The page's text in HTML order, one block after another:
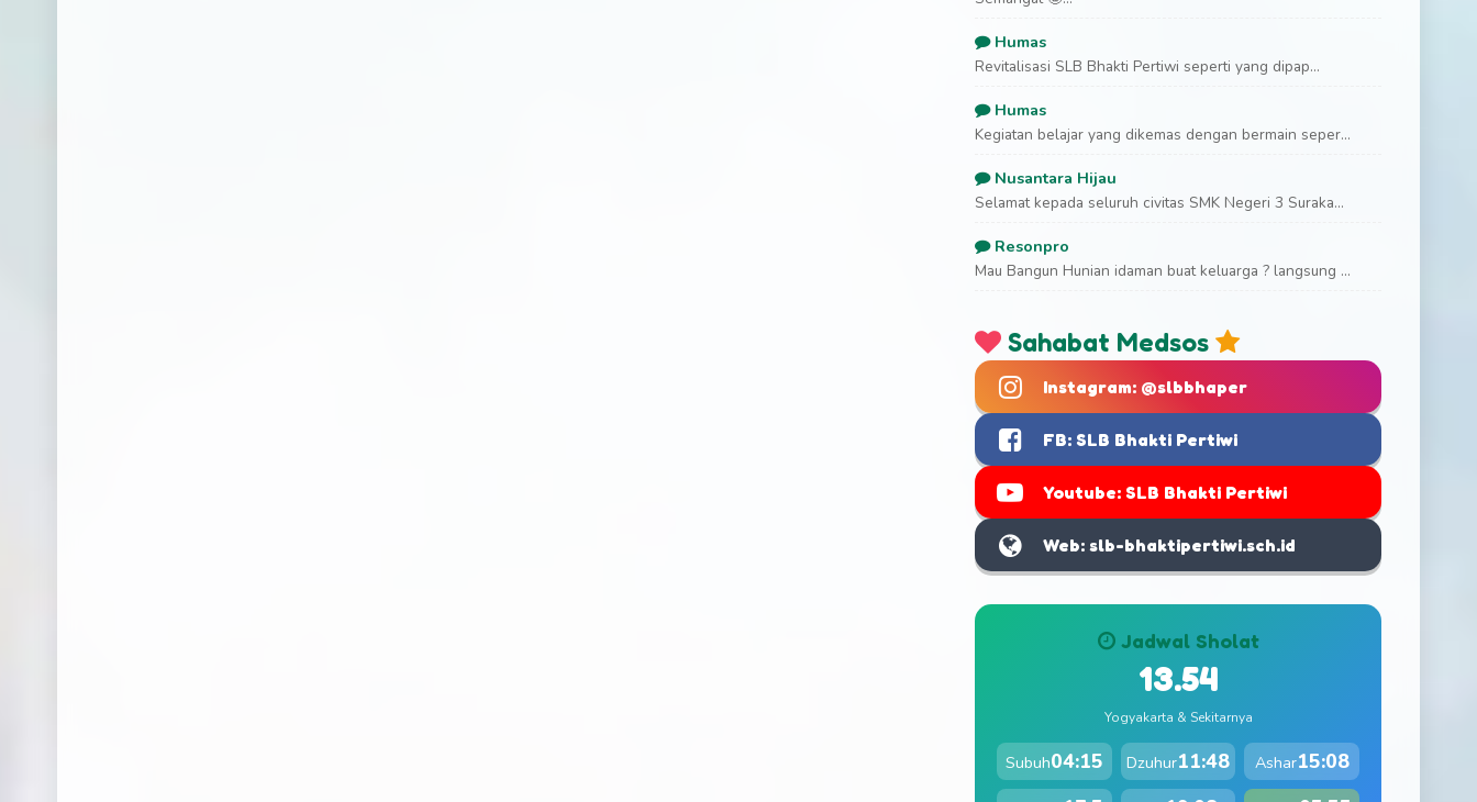
Humas
Revitalisasi SLB Bhakti Pertiwi seperti yang dipap...
Humas
Kegiatan belajar yang dikemas dengan bermain seper...
Nusantara Hijau
Selamat kepada seluruh civitas SMK Negeri 3 Suraka...
Resonpro
Mau Bangun Hunian idaman buat keluarga ? langsung ...
Sahabat Medsos
Instagram: @slbbhaper
FB: SLB Bhakti Pertiwi
Youtube: SLB Bhakti Pertiwi
Web: slb-bhaktipertiwi.sch.id
Jadwal Sholat
13.54
Yogyakarta & Sekitarnya
Subuh04:15 Dzuhur11:48 Ashar15:08